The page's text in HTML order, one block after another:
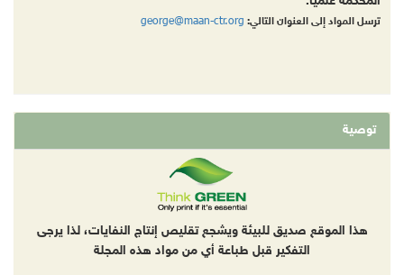
ترسل المواد إلى العنوان التالي: george@maan-ctr.org
توصية
هذا الموقع صديق للبيئة ويشجع تقليص إنتاج النفايات، لذا يرجى
التفكير قبل طباعة أي من مواد هذه المجلة